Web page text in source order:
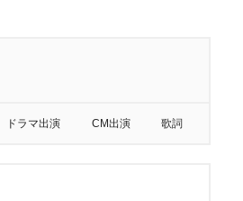
ドラマ出演 CM出演 歌詞